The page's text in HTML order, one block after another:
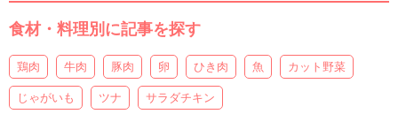
食材・料理別に記事を探す
鶏肉 牛肉 豚肉 卵 ひき肉 魚 カット野菜
じゃがいも ツナ サラダチキン